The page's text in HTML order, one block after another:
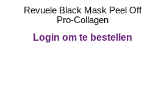
Revuele Black Mask Peel Off
Pro-Collagen
Login om te bestellen